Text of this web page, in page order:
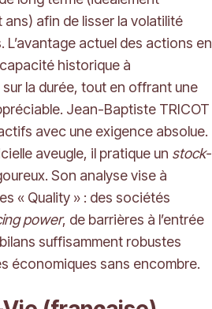
ans) afin de lisser la volatilité
L’avantage actuel des actions en
historique à
la durée, tout en offrant une
Jean-Baptiste TRICOT
avec une exigence absolue.
aveugle, il pratique un stock-
Son analyse vise à
« Quality » : des sociétés
power, de barrières à l’entrée
suffisamment robustes
économiques sans encombre.